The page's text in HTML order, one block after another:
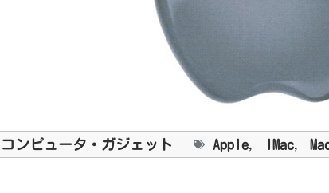
コンピュータ・ガジェット Apple, IMac,